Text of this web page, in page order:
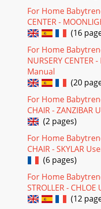
For Home
CENTER -
(16
For Home
NURSERY CENTER
Manual
(20
For Home
CHAIR - ZANZIBAR
(2 pages)
For Home
CHAIR - SKYLAR
(6 pages)
For Home
STROLLER -
(12